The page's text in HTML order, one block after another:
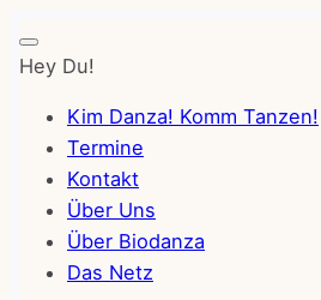
Hey Du!
Kim Danza! Komm Tanzen!
Termine
Kontakt
Über Uns
Über Biodanza
Das Netz